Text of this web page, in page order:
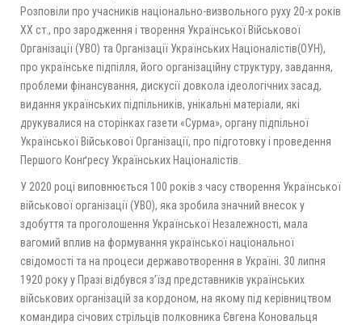
Розповіли про учасників національно-визвольного руху 20-х років
ХХ ст., про зародження і творення Української Військової
Організації (УВО) та Організації Українських Націоналістів(ОУН),
про українське підпілля, його організаційну структуру, завдання,
проблеми фінансування, дискусії довкола ідеологічних засад,
видання українських підпільників, унікальні матеріали, які
друкувалися на сторінках газети «Сурма», органу підпільної
Української Військової Організації, про підготовку і проведення
Першого Конґресу Українських Націоналістів.
У 2020 році виповнюється 100 років з часу створення Української
військової організації (УВО), яка зробила значний внесок у
здобуття та проголошення Української Незалежності, мала
вагомий вплив на формування української національної
свідомості та на процеси державотворення в Україні. 30 липня
1920 року у Празі відбувся з’їзд представників українських
військових організацій за кордоном, на якому під керівництвом
командира січових стрільців полковника Євгена Коновальця